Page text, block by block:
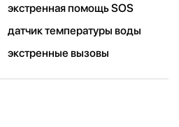
экстренная помощь SOS
датчик температуры воды
экстренные вызовы